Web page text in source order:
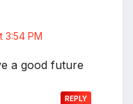
3:54 PM
a good future
REPLY